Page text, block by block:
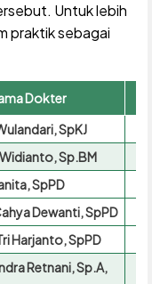
Untuk lebih
praktik sebagai
Dokter
SpKJ
Sp.BM
SpPD
Dewanti, SpPD
Harjanto, SpPD
Retnani, Sp.A,